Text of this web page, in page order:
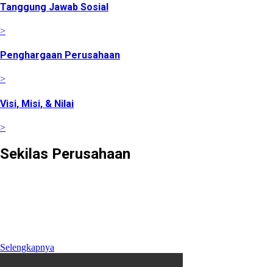
Tanggung Jawab Sosial
>
Penghargaan Perusahaan
>
Visi, Misi, & Nilai
>
Sekilas Perusahaan
Selengkapnya